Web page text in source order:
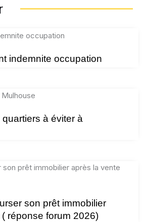
indemnite occupation
à éviter à
son prêt immobilier
réponse forum 2026)